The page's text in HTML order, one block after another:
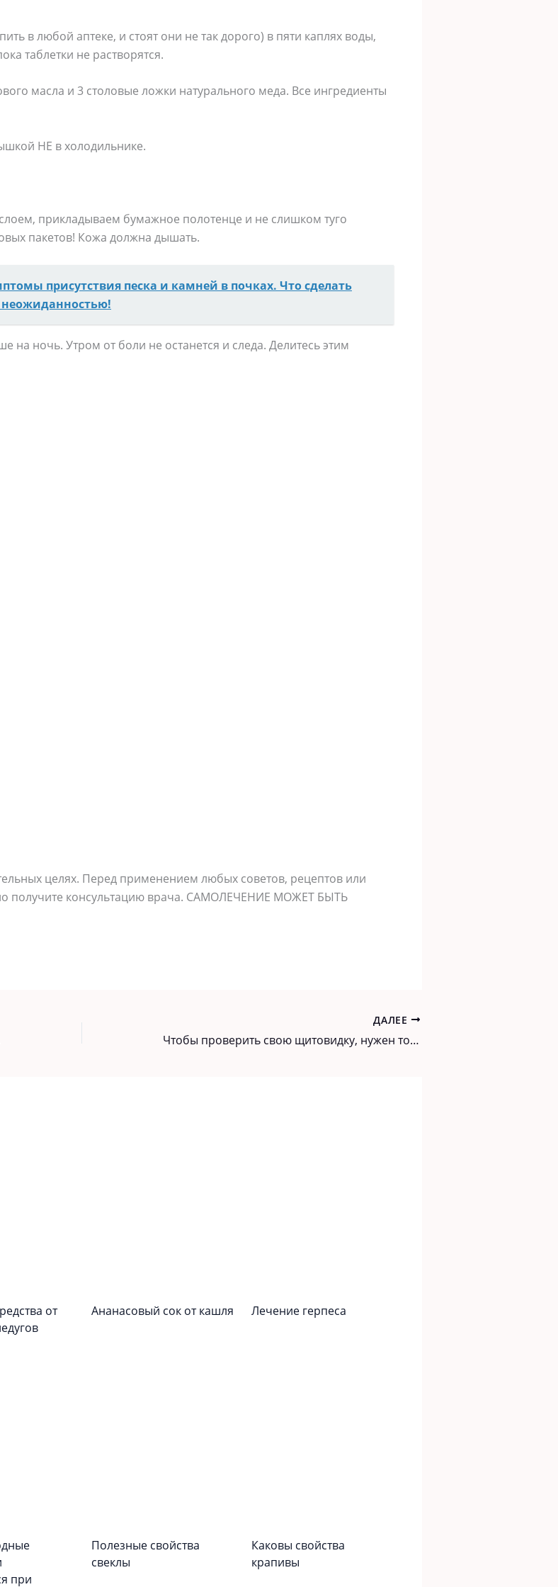
в любой аптеке, и стоят они не так дорого) в пяти каплях воды,
таблетки не растворятся.
масла и 3 столовые ложки натурального меда. Все ингредиенты
НЕ в холодильнике.
прикладываем бумажное полотенце и не слишком туго
пакетов! Кожа должна дышать.
присутствия песка и камней в почках. Что сделать
неожиданностью!
на ночь. Утром от боли не останется и следа. Делитесь этим
целях. Перед применением любых советов, рецептов или
получите консультацию врача. САМОЛЕЧЕНИЕ МОЖЕТ БЫТЬ
ДАЛЕЕ
Чтобы проверить свою щитовидку, нужен только градусник
от
Ананасовый сок от кашля Лечение герпеса
при
Полезные свойства
свеклы
Каковы свойства
крапивы